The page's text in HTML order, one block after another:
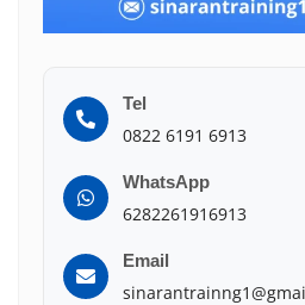
Tel
0822 6191 6913
WhatsApp
6282261916913
Email